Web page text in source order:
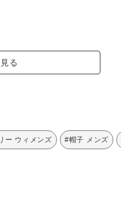
る
ー ウィメンズ #帽子 メンズ